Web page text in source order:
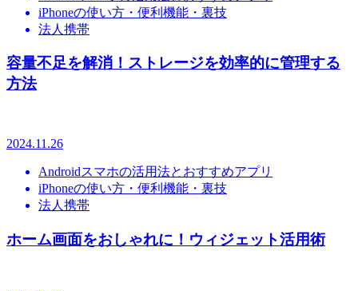
iPhoneの使い方・便利機能・裏技
法人携帯
容量不足を解消！ストレージを効率的に管理する
方法
2024.11.26
Androidスマホの活用法とおすすめアプリ
iPhoneの使い方・便利機能・裏技
法人携帯
ホーム画面をおしゃれに！ウィジェット活用術